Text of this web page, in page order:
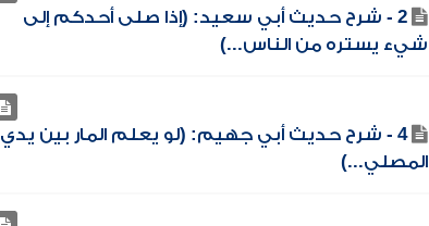
2 - شرح حديث أبي سعيد: (إذا صلى أحدكم إلى
شيء يستره من الناس...)
4 - شرح حديث أبي جهيم: (لو يعلم المار بين يدي
المصلي...)